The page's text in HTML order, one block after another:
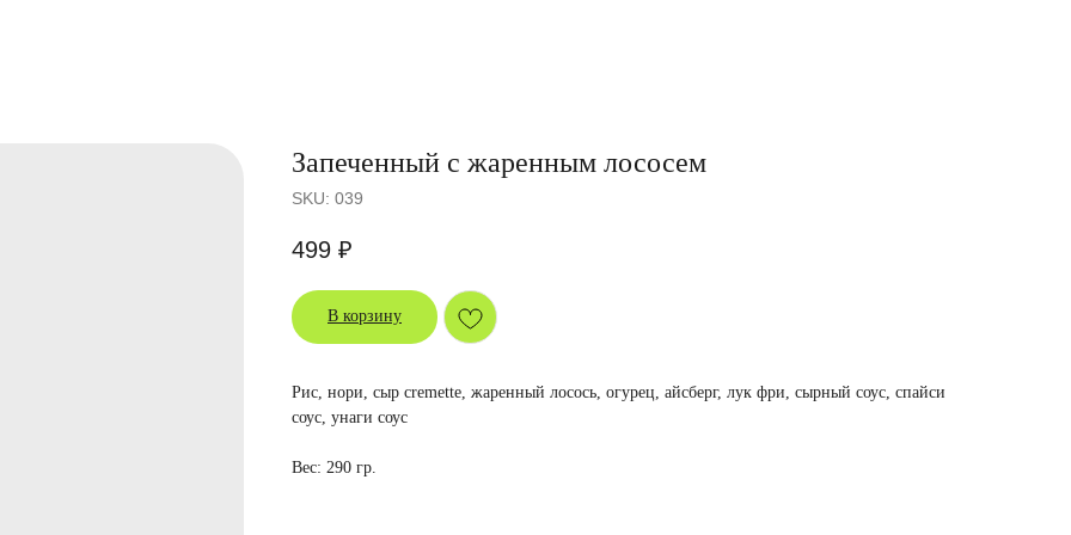
Запеченный с жаренным лососем
SKU: 039
499 ₽
В корзину
Рис, нори, сыр cremette, жаренный лосось, огурец, айсберг, лук фри, сырный соус, спайси
соус, унаги соус
Вес: 290 гр.